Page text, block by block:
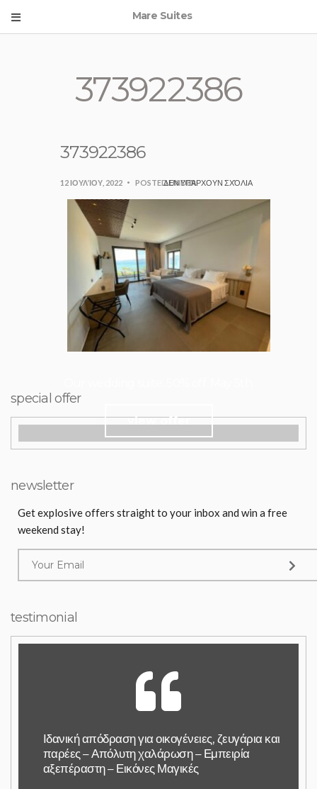
Mare Suites
373922386
373922386
12 ΙΟΥΛΊΟΥ, 2022 POSTED UNDER:
ΔΕΝ ΥΠΆΡΧΟΥΝ ΣΧΌΛΙΑ
special offer
view offer
newsletter
Get explosive offers straight to your inbox and win a free
weekend stay!
testimonial
Ιδανική απόδραση για οικογένειες, ζευγάρια και
παρέες – Απόλυτη χαλάρωση – Εμπειρία
αξεπέραστη – Εικόνες Μαγικές